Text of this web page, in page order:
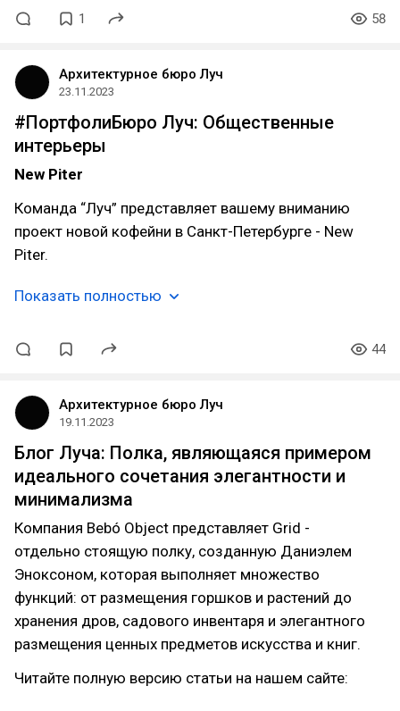
1 58
Архитектурное бюро Луч
23.11.2023
#ПортфолиБюро Луч: Общественные
интерьеры
New Piter
Команда “Луч” представляет вашему вниманию
проект новой кофейни в Санкт-Петербурге - New
Piter.
Показать полностью
44
Архитектурное бюро Луч
19.11.2023
Блог Луча: Полка, являющаяся примером
идеального сочетания элегантности и
минимализма
Компания Bebó Object представляет Grid -
отдельно стоящую полку, созданную Даниэлем
Эноксоном, которая выполняет множество
функций: от размещения горшков и растений до
хранения дров, садового инвентаря и элегантного
размещения ценных предметов искусства и книг.
Читайте полную версию статьи на нашем сайте: